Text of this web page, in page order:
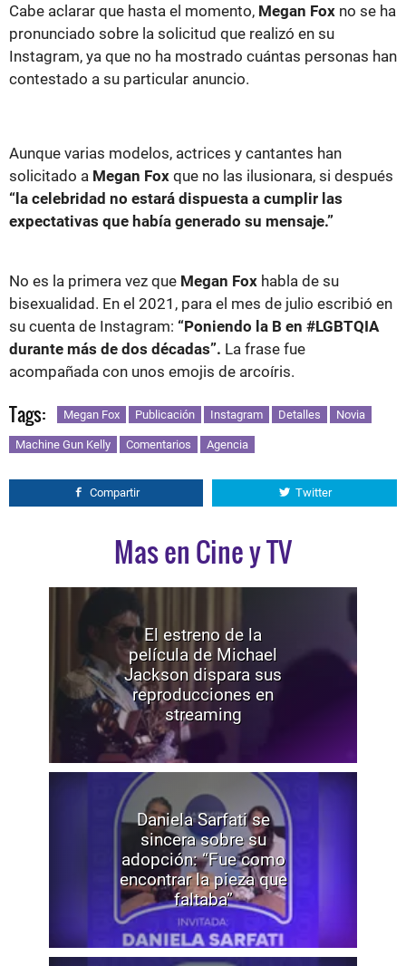
Cabe aclarar que hasta el momento, Megan Fox no se ha
pronunciado sobre la solicitud que realizó en su
Instagram, ya que no ha mostrado cuántas personas han
contestado a su particular anuncio.
Aunque varias modelos, actrices y cantantes han
solicitado a Megan Fox que no las ilusionara, si después
“la celebridad no estará dispuesta a cumplir las
expectativas que había generado su mensaje.”
No es la primera vez que Megan Fox habla de su
bisexualidad. En el 2021, para el mes de julio escribió en
su cuenta de Instagram: “Poniendo la B en #LGBTQIA
durante más de dos décadas”. La frase fue
acompañada con unos emojis de arcoíris.
Tags: Megan Fox Publicación Instagram Detalles Novia
Machine Gun Kelly Comentarios Agencia
Compartir Twitter
Mas en Cine y TV
El estreno de la
película de Michael
Jackson dispara sus
reproducciones en
streaming
Daniela Sarfati se
sincera sobre su
adopción: “Fue como
encontrar la pieza que
faltaba”